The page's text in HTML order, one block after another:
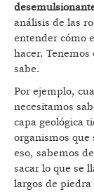
análisis de las
entender cómo
hacer.
sabe.
Por ejemplo,
necesitamos
capa geológica
organismos
eso, sabemos
sacar lo que se
largos de